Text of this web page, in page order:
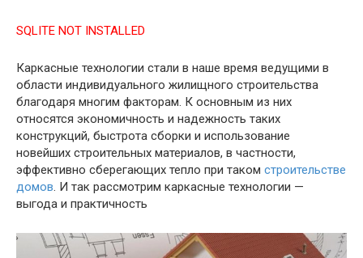
SQLITE NOT INSTALLED
Каркасные технологии стали в наше время ведущими в
области индивидуального жилищного строительства
благодаря многим факторам. К основным из них
относятся экономичность и надежность таких
конструкций, быстрота сборки и использование
новейших строительных материалов, в частности,
эффективно сберегающих тепло при таком строительстве
домов. И так рассмотрим каркасные технологии —
выгода и практичность